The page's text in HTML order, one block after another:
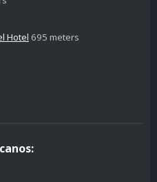
Hotel 695 meters